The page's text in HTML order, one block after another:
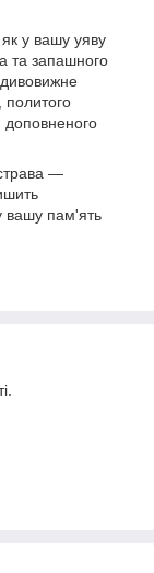
як у вашу уяву
та запашного
дивовижне
политого
—
вашу пам'ять